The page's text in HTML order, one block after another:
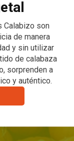
Calabizo son
de manera
y sin utilizar
de calabaza
sorprenden a
y auténtico.